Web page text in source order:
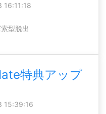
型脱出
特典アップ
15:39:16